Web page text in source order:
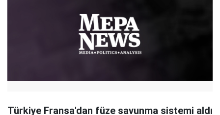
Türkiye Fransa'dan füze savunma sistemi aldı